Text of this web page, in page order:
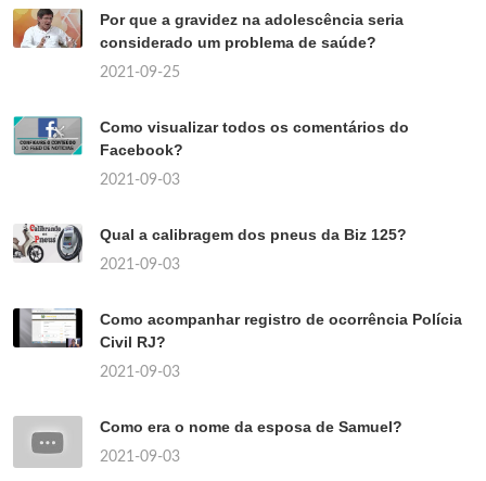
Por que a gravidez na adolescência seria
considerado um problema de saúde?
2021-09-25
Como visualizar todos os comentários do
Facebook?
2021-09-03
Qual a calibragem dos pneus da Biz 125?
2021-09-03
Como acompanhar registro de ocorrência Polícia
Civil RJ?
2021-09-03
Como era o nome da esposa de Samuel?
2021-09-03